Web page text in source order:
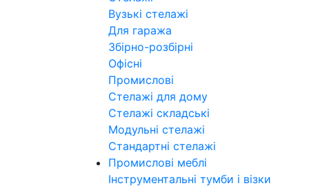
Вузькі стелажі
Для гаража
Збірно-розбірні
Офісні
Промислові
Стелажі для дому
Стелажі складські
Модульні стелажі
Стандартні стелажі
Промислові меблі
Інструментальні тумби і візки